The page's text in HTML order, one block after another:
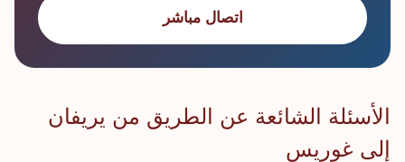
اتصال مباشر
الأسئلة الشائعة عن الطريق من يريفان
إلى غوريس